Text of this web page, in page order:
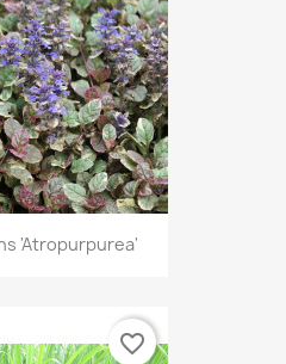
'Atropurpurea'
favorite_border